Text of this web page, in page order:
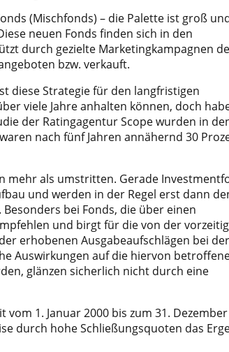
(Mischfonds) – die Palette ist groß
neuen Fonds finden sich in den
durch gezielte Marketingkampagnen
bzw. verkauft.
diese Strategie für den langfristigen
viele Jahre anhalten können, doch
der Ratingagentur Scope wurden in
nach fünf Jahren annähernd 30
mehr als umstritten. Gerade
und werden in der Regel erst dann
bei Fonds, die über einen
und birgt für die von der
erhobenen Ausgabeaufschlägen bei der
Auswirkungen auf die hiervon
glänzen sicherlich nicht durch eine
1. Januar 2000 bis zum 31. Dezember
durch hohe Schließungsquoten das